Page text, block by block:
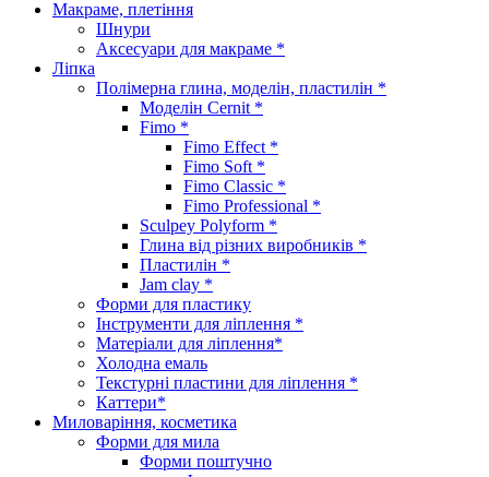
Макраме, плетіння
Шнури
Аксесуари для макраме *
Ліпка
Полімерна глина, моделін, пластилін *
Моделін Cernit *
Fimo *
Fimo Effect *
Fimo Soft *
Fimo Classic *
Fimo Professional *
Sculpey Polyform *
Глина від різних виробників *
Пластилін *
Jam clay *
Форми для пластику
Інструменти для ліплення *
Матеріали для ліплення*
Холодна емаль
Текстурні пластини для ліплення *
Каттери*
Миловаріння, косметика
Форми для мила
Форми поштучно